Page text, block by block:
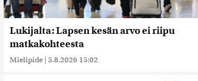
Lukijalta: Lapsen kesän arvo ei riipu
matkakohteesta
Mielipide | 5.8.2026 15:02